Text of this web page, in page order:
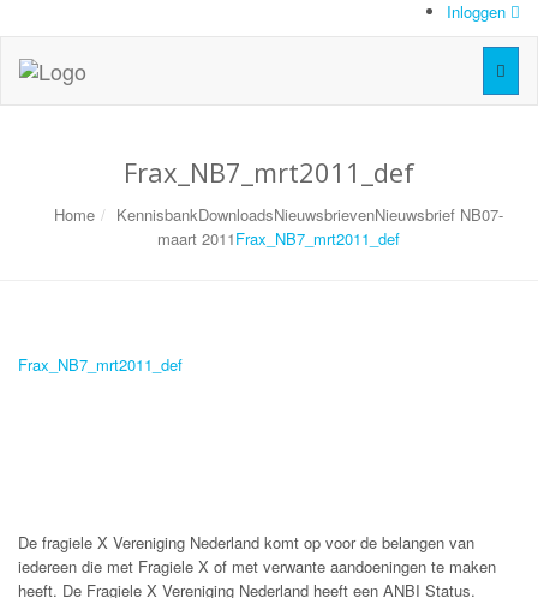
Inloggen
Frax_NB7_mrt2011_def
Home KennisbankDownloadsNieuwsbrievenNieuwsbrief NB07-
maart 2011Frax_NB7_mrt2011_def
Frax_NB7_mrt2011_def
De fragiele X Vereniging Nederland komt op voor de belangen van
iedereen die met Fragiele X of met verwante aandoeningen te maken
heeft. De Fragiele X Vereniging Nederland heeft een ANBI Status.